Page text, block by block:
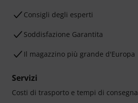
Consigli degli esperti
Soddisfazione Garantita
Il magazzino più grande d'Europa
Servizi
Costi di trasporto e tempi di consegna